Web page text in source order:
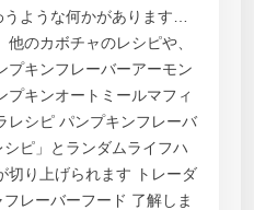
ような何かがあります…
のカボチャのレシピや、
プキンフレーバーアーモン
プキンオートミールマフィ
レシピ パンプキンフレーバ
ピ」とランダムライフハ
切り上げられます トレーダ
レーバーフード 了解しま